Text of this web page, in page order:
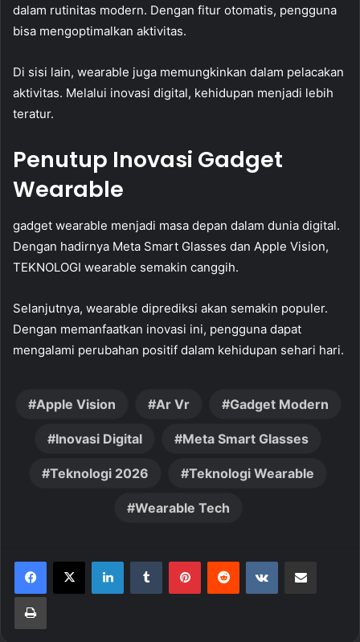
dalam rutinitas modern. Dengan fitur otomatis, pengguna
bisa mengoptimalkan aktivitas.
Di sisi lain, wearable juga memungkinkan dalam pelacakan
aktivitas. Melalui inovasi digital, kehidupan menjadi lebih
teratur.
Penutup Inovasi Gadget
Wearable
gadget wearable menjadi masa depan dalam dunia digital.
Dengan hadirnya Meta Smart Glasses dan Apple Vision,
TEKNOLOGI wearable semakin canggih.
Selanjutnya, wearable diprediksi akan semakin populer.
Dengan memanfaatkan inovasi ini, pengguna dapat
mengalami perubahan positif dalam kehidupan sehari hari.
Apple Vision Ar Vr Gadget Modern
Inovasi Digital Meta Smart Glasses
Teknologi 2026 Teknologi Wearable
Wearable Tech
LinkedInTumblr PinterestReddit VKontakte
Print